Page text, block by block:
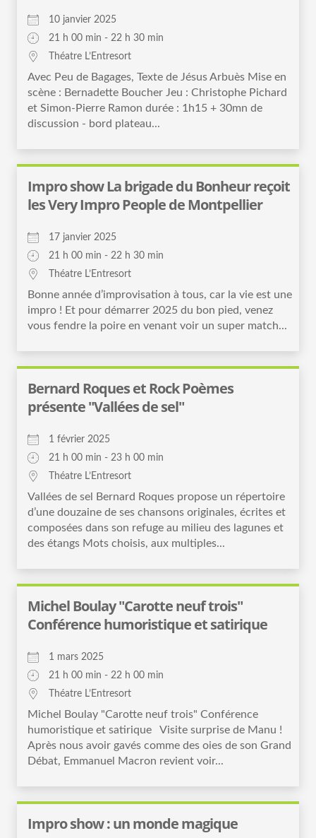
10 janvier 2025
21 h 00 min - 22 h 30 min
Théatre L’Entresort
Avec Peu de Bagages, Texte de Jésus Arbuès Mise en
scène : Bernadette Boucher Jeu : Christophe Pichard
et Simon-Pierre Ramon durée : 1h15 + 30mn de
discussion - bord plateau...
Impro show La brigade du Bonheur reçoit
les Very Impro People de Montpellier
17 janvier 2025
21 h 00 min - 22 h 30 min
Théatre L’Entresort
Bonne année d’improvisation à tous, car la vie est une
impro ! Et pour démarrer 2025 du bon pied, venez
vous fendre la poire en venant voir un super match...
Bernard Roques et Rock Poèmes
présente "Vallées de sel"
1 février 2025
21 h 00 min - 23 h 00 min
Théatre L’Entresort
Vallées de sel Bernard Roques propose un répertoire
d’une douzaine de ses chansons originales, écrites et
composées dans son refuge au milieu des lagunes et
des étangs Mots choisis, aux multiples...
Michel Boulay "Carotte neuf trois"
Conférence humoristique et satirique
1 mars 2025
21 h 00 min - 22 h 00 min
Théatre L’Entresort
Michel Boulay "Carotte neuf trois" Conférence
humoristique et satirique Visite surprise de Manu !
Après nous avoir gavés comme des oies de son Grand
Débat, Emmanuel Macron revient voir...
Impro show : un monde magique